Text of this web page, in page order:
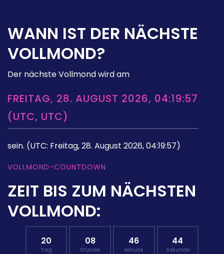
WANN IST DER NÄCHSTE
VOLLMOND?
Der nächste Vollmond wird am
FREITAG, 28. AUGUST 2026, 04:19:57
(UTC, UTC)
sein. (UTC: Freitag, 28. August 2026, 04:19:57)
VOLLMOND-COUNTDOWN
ZEIT BIS ZUM NÄCHSTEN
VOLLMOND:
20
Tag
08
Stunde
46
Minute
43
Sekunde